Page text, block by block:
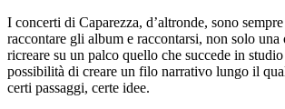
I concerti di Caparezza, d’altronde, sono
raccontare gli album e raccontarsi, non solo una
ricreare su un palco quello che succede in
possibilità di creare un filo narrativo lungo il
certi passaggi, certe idee.